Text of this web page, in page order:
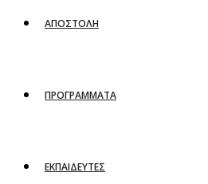
ΑΠΟΣΤΟΛΗ
ΠΡΟΓΡΑΜΜΑΤΑ
ΕΚΠΑΙΔΕΥΤΕΣ